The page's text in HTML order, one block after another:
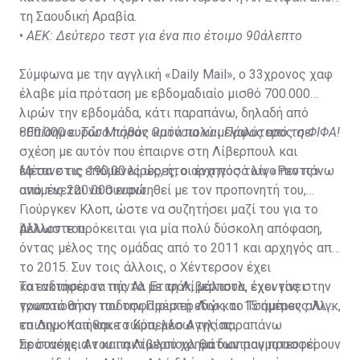
τη Σαουδική Αραβία.
•ΑΕΚ: Δεύτερο τεστ για ένα πιο έτοιμο 90άλεπτο
Σύμφωνα με την αγγλική «Daily Mail», ο 33χρονος χαφ
έλαβε μία πρόταση με εβδομαδιαίο μισθό 700.000
λιρών την εβδομάδα, κάτι παραπάνω, δηλαδή από
800.000 ευρώ. Μισθός κατά πολύ μεγαλύτερος σε
σχέση με αυτόν που έπαιρνε στη Λίβερπουλ και
έφτανε τις 190.00 λίρες, ήτοι ένα ποσό λίγο πιο πάνω
από τις 220.000 ευρώ.
•Επίσημο: Τόσα πήραν Ομόνοια και Πάφος από τη ΦΙΦΑ!
Μέσα στις επόμενες ώρες, ο αρχηγός των «Ρεντς»
αναμένεται να συναντηθεί με τον προπονητή του,
Γιούργκεν Κλοπ, ώστε να συζητήσει μαζί του για το
μέλλον του.
Άλλωστε πρόκειται για μία πολύ δύσκολη απόφαση,
όντας μέλος της ομάδας από το 2011 και αρχηγός από
το 2015. Συν τοις άλλοις, ο Χέντερσον έχει
κατακτήσει τα πάντα με τη Λίβερπουλ, έχοντας στην
τροπαιοθήκη του την Πρέμιερ Λιγκ, το Τσάμπιονς Λιγκ,
το Λιγκ Καπ και το Κύπελλο Αγγλίας.
Το ενδιαφέρον της Αλ Ετιφάκ, μάλιστα, έχει γίνει
γνωστό στον ποδοσφαιριστή εδώ και 15 ημέρες αλλά
επισημοποιήθηκε τώρα, μέσω της παραπάνω
πρότασης. Αν και η Λίβερπουλ θα διαπραγματευτεί
Σε συνέχεια του πακτωλού χρημάτων που προσφέρουν